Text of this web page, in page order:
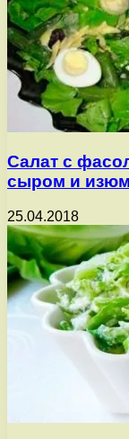
Салат с
сыром и
25.04.2018